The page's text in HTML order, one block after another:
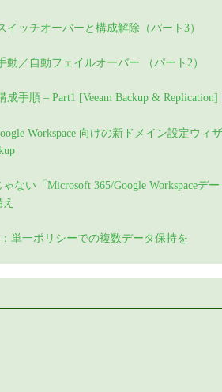
イッチオーバーと構成解除（パート3）
動／自動フェイルオーバー （パート2）
成手順 – Part1 [Veeam Backup & Replication]
Workspace 向けの新ドメイン設定ウィザ
ない「Microsoft 365/Google Workspaceデー
単一ポリシーでの複数データ保持を